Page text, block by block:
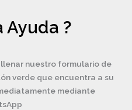
Ayuda ?
nuestro formulario de
verde que encuentra a su
mediante